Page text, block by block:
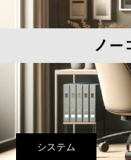
システム